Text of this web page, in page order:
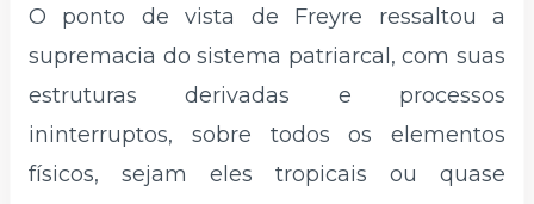
O ponto de vista de Freyre ressaltou a
supremacia do sistema patriarcal, com suas
estruturas derivadas e processos
ininterruptos, sobre todos os elementos
físicos, sejam eles tropicais ou quase